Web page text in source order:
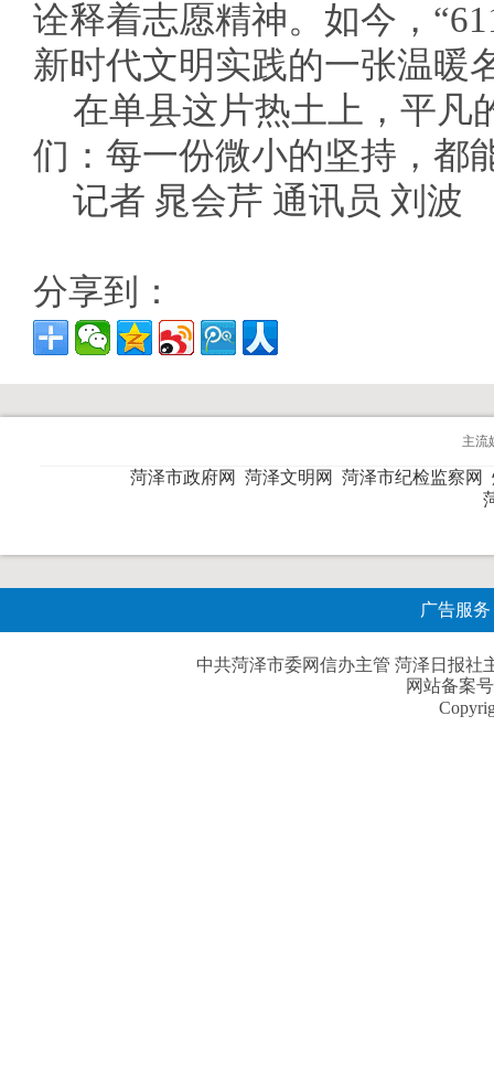
诠释着志愿精神。如今，
新时代文明实践的一张温暖
在单县这片热土上，平凡
们：每一份微小的坚持，都
记者 晁会芹 通讯员 刘波
分享到：
主流
菏泽市政府网 菏泽文明网 菏泽市纪检监察网
广告服务
中共菏泽市委网信办主管 菏泽日报社
网站备案